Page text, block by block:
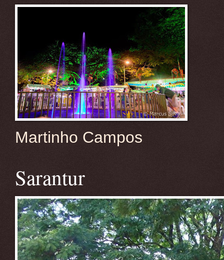
Martinho Campos
Sarantur